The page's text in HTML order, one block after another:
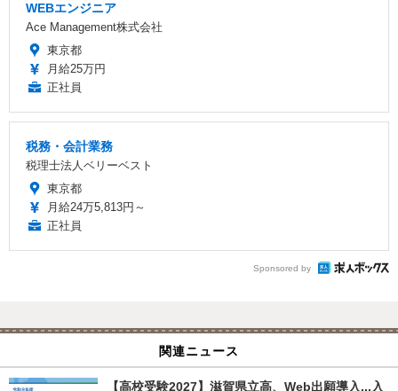
WEBエンジニア
Ace Management株式会社
東京都
月給25万円
正社員
税務・会計業務
税理士法人ベリーベスト
東京都
月給24万5,813円～
正社員
Sponsored by
関連ニュース
【高校受験2027】滋賀県立高、Web出願導入...入